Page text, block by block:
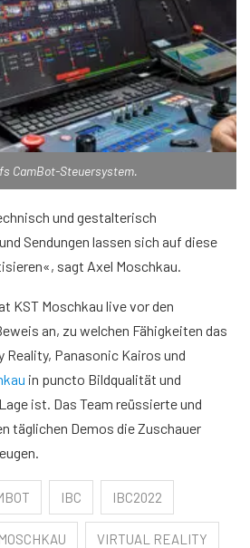
CamBot-Steuersystem.
und gestalterisch
Sendungen lassen sich auf diese
sagt Axel Moschkau.
KST Moschkau live vor den
an, zu welchen Fähigkeiten das
Reality, Panasonic Kairos und
in puncto Bildqualität und
ist. Das Team reüssierte und
täglichen Demos die Zuschauer
IBC IBC2022
MOSCHKAU VIRTUAL REALITY